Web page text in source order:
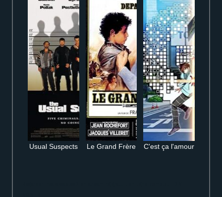
Usual Suspects Le Grand Frère C'est ça l'amour